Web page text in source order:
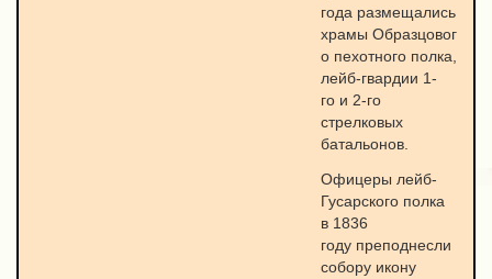
года размещались
храмы Образцовог
о пехотного полка,
лейб-гвардии 1-
го и 2-го
стрелковых
батальонов.
Офицеры лейб-
Гусарского полка
в 1836
году преподнесли
собору икону